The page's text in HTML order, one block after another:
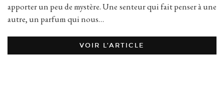
apporter un peu de mystère. Une senteur qui fait penser à une
autre, un parfum qui nous…
VOIR L’ARTICLE